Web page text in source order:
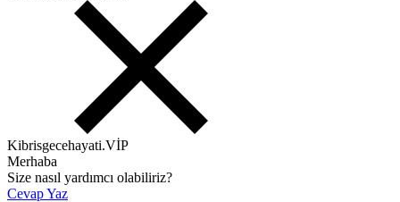
Kibrisgecehayati.VİP
Merhaba
Size nasıl yardımcı olabiliriz?
Cevap Yaz